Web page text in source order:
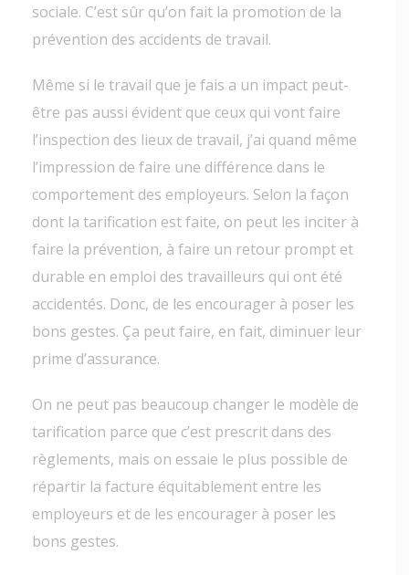
sociale. C’est sûr qu’on fait la promotion de la
prévention des accidents de travail.
Même si le travail que je fais a un impact peut-
être pas aussi évident que ceux qui vont faire
l’inspection des lieux de travail, j’ai quand même
l’impression de faire une différence dans le
comportement des employeurs. Selon la façon
dont la tarification est faite, on peut les inciter à
faire la prévention, à faire un retour prompt et
durable en emploi des travailleurs qui ont été
accidentés. Donc, de les encourager à poser les
bons gestes. Ça peut faire, en fait, diminuer leur
prime d’assurance.
On ne peut pas beaucoup changer le modèle de
tarification parce que c’est prescrit dans des
règlements, mais on essaie le plus possible de
répartir la facture équitablement entre les
employeurs et de les encourager à poser les
bons gestes.